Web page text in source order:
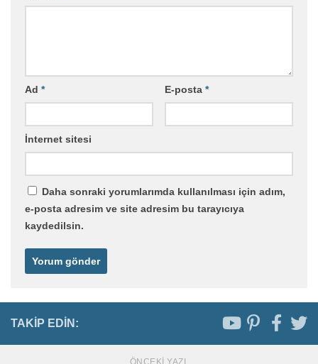
Ad * E-posta *
İnternet sitesi
Daha sonraki yorumlarımda kullanılması için adım,
e-posta adresim ve site adresim bu tarayıcıya
kaydedilsin.
TAKIP EDIN: